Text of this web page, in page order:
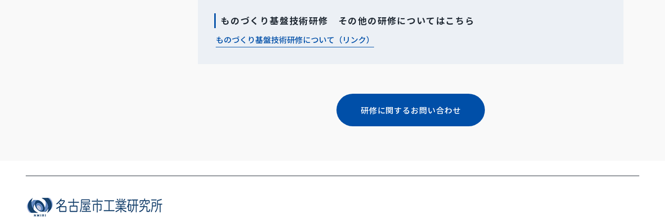
ものづくり基盤技術研修 その他の研修についてはこちら
ものづくり基盤技術研修について（リンク）
研修に関するお問い合わせ